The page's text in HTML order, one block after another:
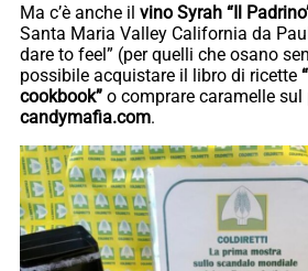
Ma c’è anche il vino Syrah “Il
Santa Maria Valley California da
dare to feel” (per quelli che osano
possibile acquistare il libro di ricette
cookbook” o comprare caramelle sul
candymafia.com.